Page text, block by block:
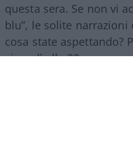
questa sera. Se non vi
blu”, le solite narrazioni
cosa state aspettando?
giovedì alle 23